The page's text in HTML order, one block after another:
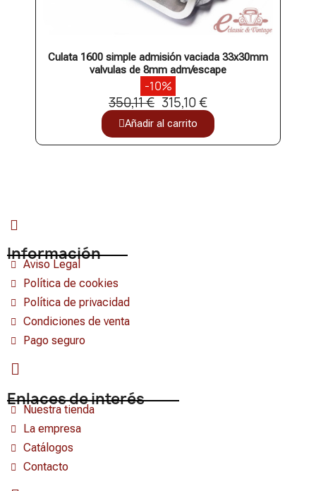
Culata 1600 simple admisión vaciada 33x30mm
valvulas de 8mm adm/escape
-10%
350,11 € 315,10 €
Añadir al carrito
Información
Aviso Legal
Política de cookies
Política de privacidad
Condiciones de venta
Pago seguro
Enlaces de interés
Nuestra tienda
La empresa
Catálogos
Contacto